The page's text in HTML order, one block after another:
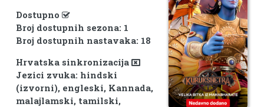
Dostupno
Broj dostupnih sezona: 1
Broj dostupnih nastavaka: 18
Hrvatska sinkronizacija
Jezici zvuka: hindski
(izvorni), engleski, Kannada,
malajlamski, tamilski,